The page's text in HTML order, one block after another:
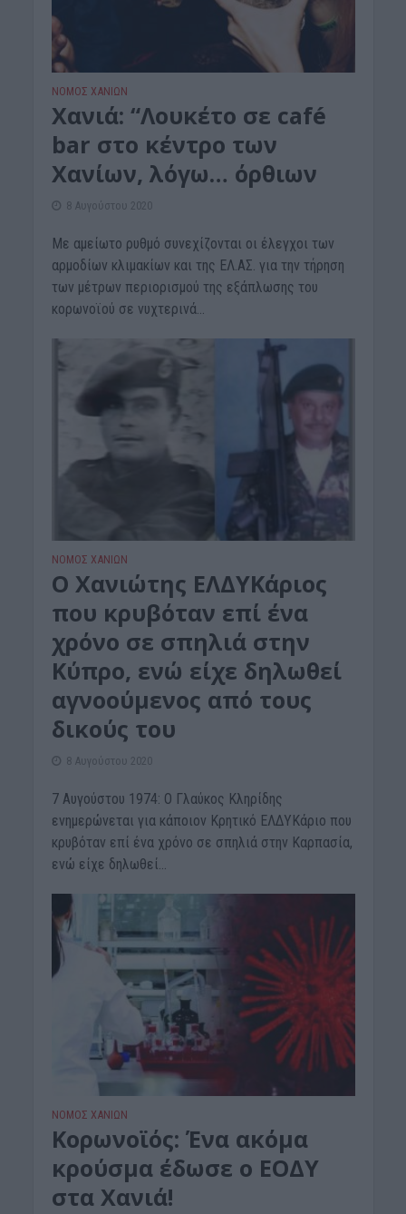
ΝΟΜΌΣ ΧΑΝΊΩΝ
Xανιά: “Λουκέτο σε café
bar στο κέντρο των
Χανίων, λόγω… όρθιων
8 Αυγούστου 2020
Με αμείωτο ρυθμό συνεχίζονται οι έλεγχοι των
αρμοδίων κλιμακίων και της ΕΛ.ΑΣ. για την τήρηση
των μέτρων περιορισμού της εξάπλωσης του
κορωνοϊού σε νυχτερινά...
ΝΟΜΌΣ ΧΑΝΊΩΝ
Ο Χανιώτης ΕΛΔΥΚάριος
που κρυβόταν επί ένα
χρόνο σε σπηλιά στην
Κύπρο, ενώ είχε δηλωθεί
αγνοούμενος από τους
δικούς του
8 Αυγούστου 2020
7 Αυγούστου 1974: Ο Γλαύκος Κληρίδης
ενημερώνεται για κάποιον Κρητικό ΕΛΔΥΚάριο που
κρυβόταν επί ένα χρόνο σε σπηλιά στην Καρπασία,
ενώ είχε δηλωθεί...
ΝΟΜΌΣ ΧΑΝΊΩΝ
Κορωνοϊός: Ένα ακόμα
κρούσμα έδωσε ο ΕΟΔΥ
στα Χανιά!